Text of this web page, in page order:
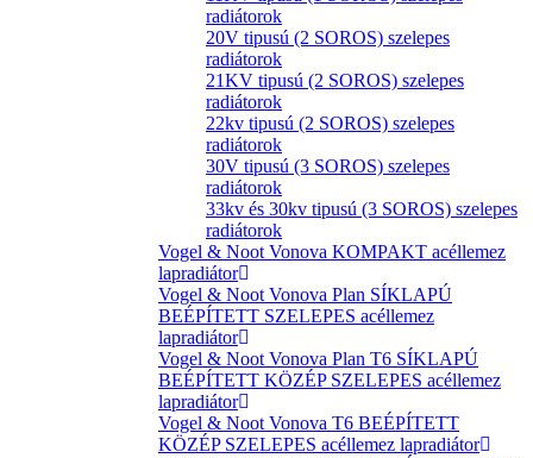
radiátorok
20V tipusú (2 SOROS) szelepes
radiátorok
21KV tipusú (2 SOROS) szelepes
radiátorok
22kv tipusú (2 SOROS) szelepes
radiátorok
30V tipusú (3 SOROS) szelepes
radiátorok
33kv és 30kv tipusú (3 SOROS) szelepes
radiátorok
Vogel & Noot Vonova KOMPAKT acéllemez
lapradiátor
Vogel & Noot Vonova Plan SÍKLAPÚ
BEÉPÍTETT SZELEPES acéllemez
lapradiátor
Vogel & Noot Vonova Plan T6 SÍKLAPÚ
BEÉPÍTETT KÖZÉP SZELEPES acéllemez
lapradiátor
Vogel & Noot Vonova T6 BEÉPÍTETT
KÖZÉP SZELEPES acéllemez lapradiátor